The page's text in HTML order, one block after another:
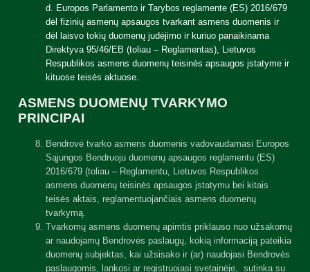
d. Europos Parlamento ir Tarybos reglamente (ES) 2016/679
dėl fizinių asmenų apsaugos tvarkant asmens duomenis ir
dėl laisvo tokių duomenų judėjimo ir kuriuo panaikinama
Direktyva 95/46/EB (toliau – Reglamentas), Lietuvos
Respublikos asmens duomenų teisinės apsaugos įstatyme ir
kituose teisės aktuose.
ASMENS DUOMENŲ TVARKYMO
PRINCIPAI
Bendrovė tvarko asmens duomenis vadovaudamasi Europos
Sąjungos Bendruoju duomenų apsaugos reglamentu (ES)
2016/679 (toliau – Reglamentu, Lietuvos Respublikos
asmens duomenų teisinės apsaugos įstatymu bei kitais
teisės aktais, reglamentuojančiais asmens duomenų
tvarkymą.
Tvarkomų asmens duomenų apimtis priklauso nuo užsakomų
ar naudojamų Bendrovės paslaugų, kokią informaciją pateikia
duomenų subjektas, kai užsisako ir (ar) naudojasi Bendrovės
paslaugomis, lankosi ar registruojasi svetainėje, sutinka su